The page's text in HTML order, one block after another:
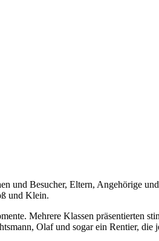
und Besucher, Eltern, Angehörige
und Klein.
Mehrere Klassen präsentierten
Olaf und sogar ein Rentier, die